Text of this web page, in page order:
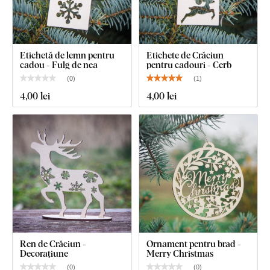
Etichetă de lemn pentru
cadou - Fulg de nea
(0)
4,00 lei
Etichete de Crăciun
pentru cadouri - Cerb
(1)
4,00 lei
Ren de Crăciun -
Decorațiune
(0)
Ornament pentru brad -
Merry Christmas
(0)